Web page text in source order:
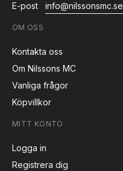
E-post
info@nilssonsmc.se
OM OSS
Kontakta oss
Om Nilssons MC
Vanliga frågor
Köpvillkor
MITT KONTO
Logga in
Registrera dig